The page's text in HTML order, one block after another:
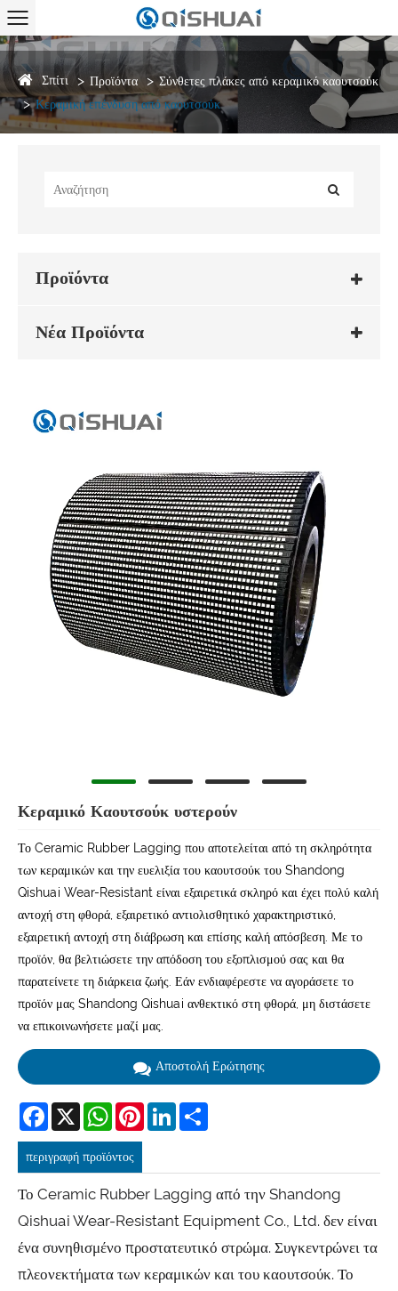
Σπίτι Προϊόντα
Σύνθετες πλάκες από κεραμικό καουτσούκ
Κεραμική επένδυση από καουτσούκ
Προϊόντα
Νέα Προϊόντα
Κεραμικό Καουτσούκ υστερούν
Το Ceramic Rubber Lagging που αποτελείται από τη σκληρότητα
των κεραμικών και την ευελιξία του καουτσούκ του Shandong
Qishuai Wear-Resistant είναι εξαιρετικά σκληρό και έχει πολύ καλή
αντοχή στη φθορά, εξαιρετικό αντιολισθητικό χαρακτηριστικό,
εξαιρετική αντοχή στη διάβρωση και επίσης καλή απόσβεση. Με το
προϊόν, θα βελτιώσετε την απόδοση του εξοπλισμού σας και θα
παρατείνετε τη διάρκεια ζωής. Εάν ενδιαφέρεστε να αγοράσετε το
προϊόν μας Shandong Qishuai ανθεκτικό στη φθορά, μη διστάσετε
να επικοινωνήσετε μαζί μας.
Αποστολή Ερώτησης
Facebook
X WhatsAppPinterestLinkedIn
περιγραφή προϊόντος
Το Ceramic Rubber Lagging από την Shandong
Qishuai Wear-Resistant Equipment Co., Ltd. δεν είναι
ένα συνηθισμένο προστατευτικό στρώμα. Συγκεντρώνει τα
πλεονεκτήματα των κεραμικών και του καουτσούκ. Το